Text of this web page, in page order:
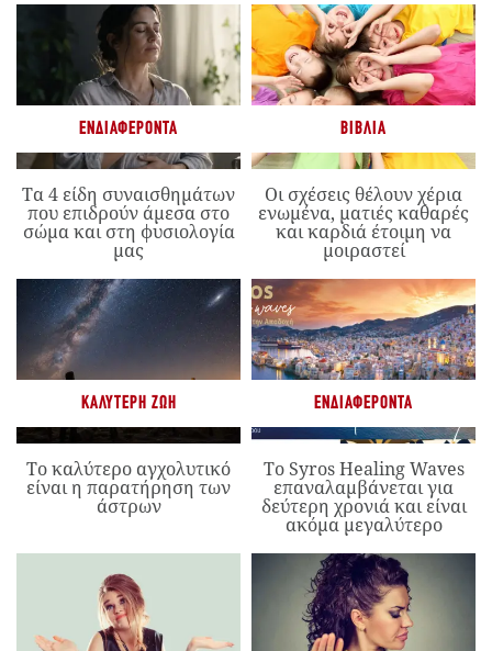
ΕΝΔΙΑΦΈΡΟΝΤΑ
Τα 4 είδη συναισθημάτων
που επιδρούν άμεσα στο
σώμα και στη φυσιολογία
μας
ΒΙΒΛΊΑ
Οι σχέσεις θέλουν χέρια
ενωμένα, ματιές καθαρές
και καρδιά έτοιμη να
μοιραστεί
ΚΑΛΎΤΕΡΗ ΖΩΉ
Το καλύτερο αγχολυτικό
είναι η παρατήρηση των
άστρων
ΕΝΔΙΑΦΈΡΟΝΤΑ
Το Syros Healing Waves
επαναλαμβάνεται για
δεύτερη χρονιά και είναι
ακόμα μεγαλύτερο